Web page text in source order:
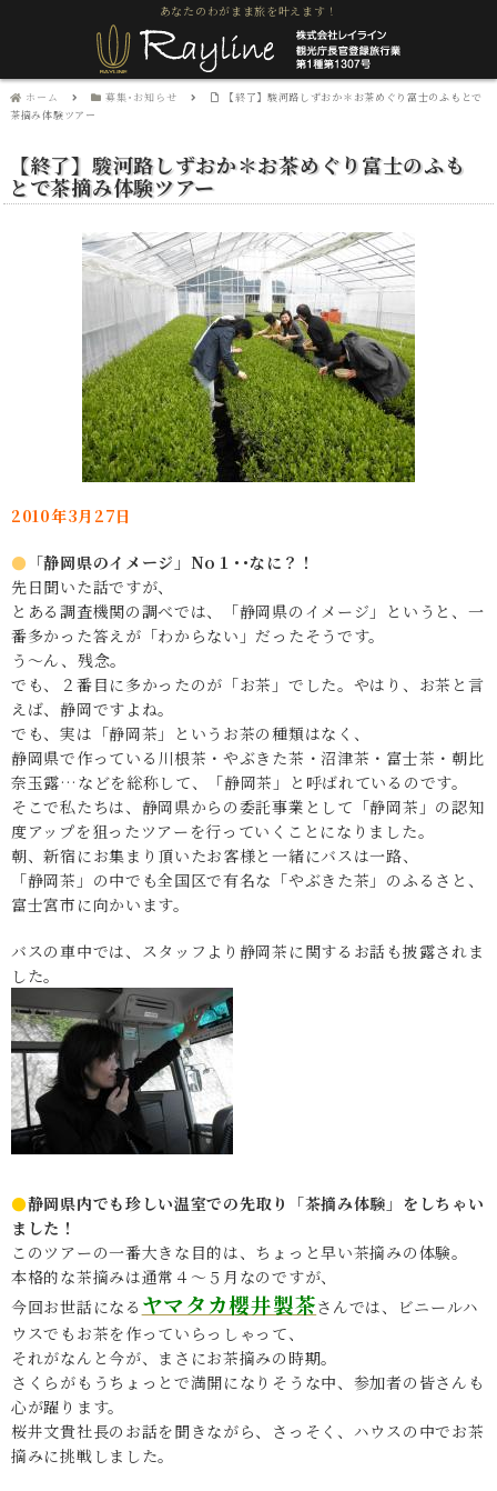
あなたのわがまま旅を叶えます！
ホーム 募集･お知らせ
【終了】駿河路しずおか＊お茶めぐり富士のふもとで
茶摘み体験ツアー
【終了】駿河路しずおか＊お茶めぐり富士のふも
とで茶摘み体験ツアー
2010年3月27日
● 「静岡県のイメージ」No１･･なに？！
先日聞いた話ですが、
とある調査機関の調べでは、「静岡県のイメージ」というと、一
番多かった答えが「わからない」だったそうです。
う～ん、残念。
でも、２番目に多かったのが「お茶」でした。やはり、お茶と言
えば、静岡ですよね。
でも、実は「静岡茶」というお茶の種類はなく、
静岡県で作っている川根茶・やぶきた茶・沼津茶・富士茶・朝比
奈玉露…などを総称して、「静岡茶」と呼ばれているのです。
そこで私たちは、静岡県からの委託事業として「静岡茶」の認知
度アップを狙ったツアーを行っていくことになりました。
朝、新宿にお集まり頂いたお客様と一緒にバスは一路、
「静岡茶」の中でも全国区で有名な「やぶきた茶」のふるさと、
富士宮市に向かいます。
バスの車中では、スタッフより静岡茶に関するお話も披露されま
した。
●静岡県内でも珍しい温室での先取り「茶摘み体験」をしちゃい
ました！
このツアーの一番大きな目的は、ちょっと早い茶摘みの体験。
本格的な茶摘みは通常４～５月なのですが、
今回お世話になる ヤマタカ櫻井製茶さんでは、ビニールハ
ウスでもお茶を作っていらっしゃって、
それがなんと今が、まさにお茶摘みの時期。
さくらがもうちょっとで満開になりそうな中、参加者の皆さんも
心が躍ります。
桜井文貴社長のお話を聞きながら、さっそく、ハウスの中でお茶
摘みに挑戦しました。